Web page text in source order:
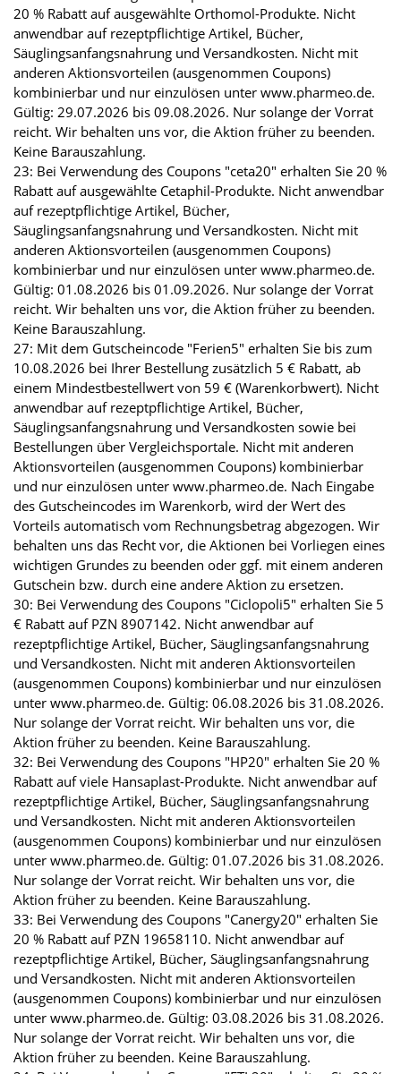
20 % Rabatt auf ausgewählte Orthomol-Produkte. Nicht
anwendbar auf rezeptpflichtige Artikel, Bücher,
Säuglingsanfangsnahrung und Versandkosten. Nicht mit
anderen Aktionsvorteilen (ausgenommen Coupons)
kombinierbar und nur einzulösen unter www.pharmeo.de.
Gültig: 29.07.2026 bis 09.08.2026. Nur solange der Vorrat
reicht. Wir behalten uns vor, die Aktion früher zu beenden.
Keine Barauszahlung.
23: Bei Verwendung des Coupons "ceta20" erhalten Sie 20 %
Rabatt auf ausgewählte Cetaphil-Produkte. Nicht anwendbar
auf rezeptpflichtige Artikel, Bücher,
Säuglingsanfangsnahrung und Versandkosten. Nicht mit
anderen Aktionsvorteilen (ausgenommen Coupons)
kombinierbar und nur einzulösen unter www.pharmeo.de.
Gültig: 01.08.2026 bis 01.09.2026. Nur solange der Vorrat
reicht. Wir behalten uns vor, die Aktion früher zu beenden.
Keine Barauszahlung.
27: Mit dem Gutscheincode "Ferien5" erhalten Sie bis zum
10.08.2026 bei Ihrer Bestellung zusätzlich 5 € Rabatt, ab
einem Mindestbestellwert von 59 € (Warenkorbwert). Nicht
anwendbar auf rezeptpflichtige Artikel, Bücher,
Säuglingsanfangsnahrung und Versandkosten sowie bei
Bestellungen über Vergleichsportale. Nicht mit anderen
Aktionsvorteilen (ausgenommen Coupons) kombinierbar
und nur einzulösen unter www.pharmeo.de. Nach Eingabe
des Gutscheincodes im Warenkorb, wird der Wert des
Vorteils automatisch vom Rechnungsbetrag abgezogen. Wir
behalten uns das Recht vor, die Aktionen bei Vorliegen eines
wichtigen Grundes zu beenden oder ggf. mit einem anderen
Gutschein bzw. durch eine andere Aktion zu ersetzen.
30: Bei Verwendung des Coupons "Ciclopoli5" erhalten Sie 5
€ Rabatt auf PZN 8907142. Nicht anwendbar auf
rezeptpflichtige Artikel, Bücher, Säuglingsanfangsnahrung
und Versandkosten. Nicht mit anderen Aktionsvorteilen
(ausgenommen Coupons) kombinierbar und nur einzulösen
unter www.pharmeo.de. Gültig: 06.08.2026 bis 31.08.2026.
Nur solange der Vorrat reicht. Wir behalten uns vor, die
Aktion früher zu beenden. Keine Barauszahlung.
32: Bei Verwendung des Coupons "HP20" erhalten Sie 20 %
Rabatt auf viele Hansaplast-Produkte. Nicht anwendbar auf
rezeptpflichtige Artikel, Bücher, Säuglingsanfangsnahrung
und Versandkosten. Nicht mit anderen Aktionsvorteilen
(ausgenommen Coupons) kombinierbar und nur einzulösen
unter www.pharmeo.de. Gültig: 01.07.2026 bis 31.08.2026.
Nur solange der Vorrat reicht. Wir behalten uns vor, die
Aktion früher zu beenden. Keine Barauszahlung.
33: Bei Verwendung des Coupons "Canergy20" erhalten Sie
20 % Rabatt auf PZN 19658110. Nicht anwendbar auf
rezeptpflichtige Artikel, Bücher, Säuglingsanfangsnahrung
und Versandkosten. Nicht mit anderen Aktionsvorteilen
(ausgenommen Coupons) kombinierbar und nur einzulösen
unter www.pharmeo.de. Gültig: 03.08.2026 bis 31.08.2026.
Nur solange der Vorrat reicht. Wir behalten uns vor, die
Aktion früher zu beenden. Keine Barauszahlung.